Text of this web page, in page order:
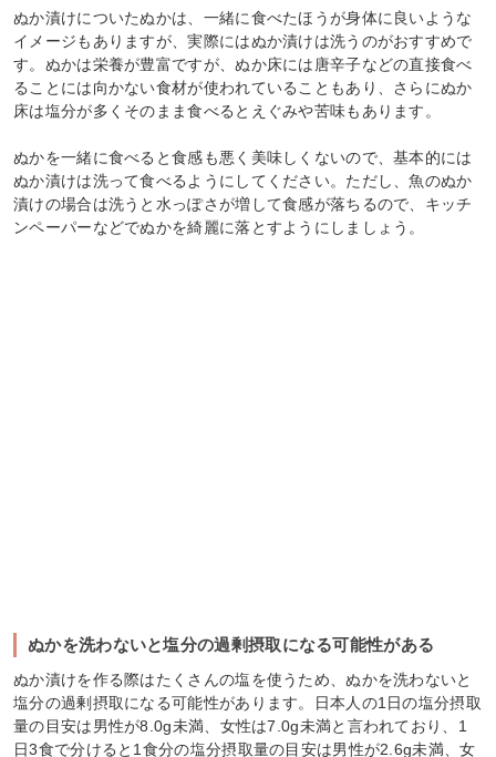
ぬか漬けについたぬかは、一緒に食べたほうが身体に良いような
イメージもありますが、実際にはぬか漬けは洗うのがおすすめで
す。ぬかは栄養が豊富ですが、ぬか床には唐辛子などの直接食べ
ることには向かない食材が使われていることもあり、さらにぬか
床は塩分が多くそのまま食べるとえぐみや苦味もあります。
ぬかを一緒に食べると食感も悪く美味しくないので、基本的には
ぬか漬けは洗って食べるようにしてください。ただし、魚のぬか
漬けの場合は洗うと水っぽさが増して食感が落ちるので、キッチ
ンペーパーなどでぬかを綺麗に落とすようにしましょう。
ぬかを洗わないと塩分の過剰摂取になる可能性がある
ぬか漬けを作る際はたくさんの塩を使うため、ぬかを洗わないと
塩分の過剰摂取になる可能性があります。日本人の1日の塩分摂取
量の目安は男性が8.0g未満、女性は7.0g未満と言われており、1
日3食で分けると1食分の塩分摂取量の目安は男性が2.6g未満、女